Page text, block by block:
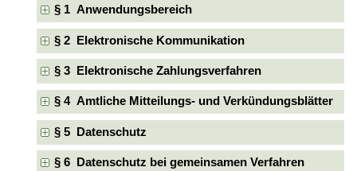
§ 1 Anwendungsbereich
§ 2 Elektronische Kommunikation
§ 3 Elektronische Zahlungsverfahren
§ 4 Amtliche Mitteilungs- und Verkündungsblätter
§ 5 Datenschutz
§ 6 Datenschutz bei gemeinsamen Verfahren